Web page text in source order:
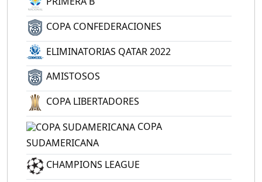
COPA CONFEDERACIONES
ELIMINATORIAS QATAR 2022
AMISTOSOS
COPA LIBERTADORES
COPA
SUDAMERICANA
CHAMPIONS LEAGUE